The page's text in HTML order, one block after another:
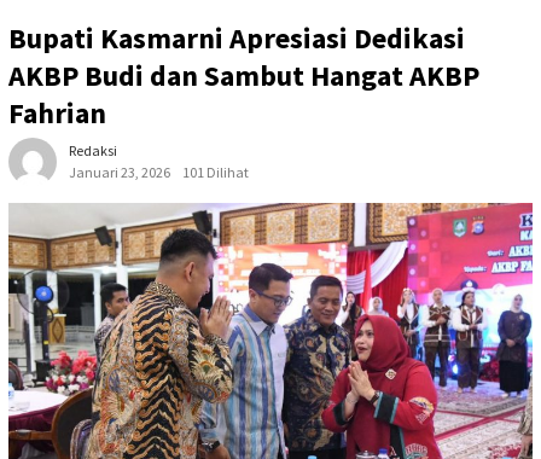
Bupati Kasmarni Apresiasi Dedikasi
AKBP Budi dan Sambut Hangat AKBP
Fahrian
Redaksi
Januari 23, 2026
101 Dilihat